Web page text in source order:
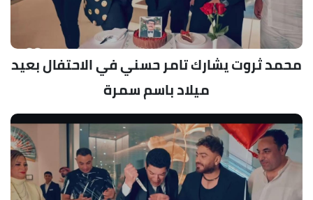
محمد ثروت يشارك تامر حسني في الاحتفال بعيد
ميلاد باسم سمرة